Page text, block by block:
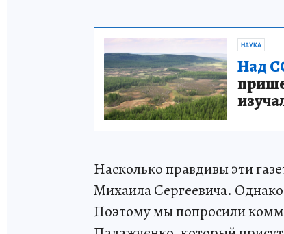
НАУКА
Над
Насколько правдивы эти
Михаила Сергеевича.
Поэтому мы попросили